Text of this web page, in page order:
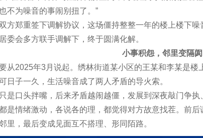
不为噪音的事闹别扭了。”
郑重签下调解协议，这场僵持整整一年的楼上楼下噪
委会多方联手调解下，终于圆满化解。
小事积怨，邻里变隔阂
2025年3月说起。绣林街道某小区的王某和李某是楼
日子一久，生活噪音成了两人矛盾的导火索。
口头拌嘴，后来矛盾越闹越僵，发展到深夜敲门争执
是情绪激动，各说各的理，都觉得对方故意找茬。前
里，最后变成见面互不搭理、形同陌路。